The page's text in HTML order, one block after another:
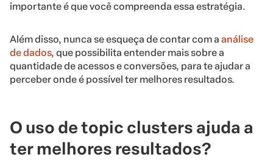
importante é que você compreenda essa estratégia.
Além disso, nunca se esqueça de contar com a análise
de dados, que possibilita entender mais sobre a
quantidade de acessos e conversões, para te ajudar a
perceber onde é possível ter melhores resultados.
O uso de topic clusters ajuda a
ter melhores resultados?